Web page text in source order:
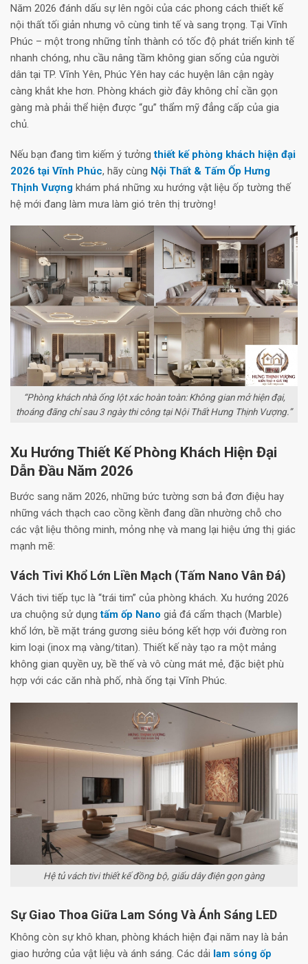
Năm 2026 đánh dấu sự lên ngôi của các phong cách thiết kế
nội thất tối giản nhưng vô cùng tinh tế và sang trọng. Tại Vĩnh
Phúc – một trong những tỉnh thành có tốc độ phát triển kinh tế
nhanh chóng, nhu cầu nâng tầm không gian sống của người
dân tại TP. Vĩnh Yên, Phúc Yên hay các huyện lân cận ngày
càng khắt khe hơn. Phòng khách giờ đây không chỉ cần gọn
gàng mà phải thể hiện được “gu” thẩm mỹ đẳng cấp của gia
chủ.
Nếu bạn đang tìm kiếm ý tưởng thiết kế phòng khách hiện đại
2026 tại Vĩnh Phúc, hãy cùng Nội Thất & Tấm Ốp Hưng
Thịnh Vượng khám phá những xu hướng vật liệu ốp tường thế
hệ mới đang làm mưa làm gió trên thị trường!
“Phòng khách nhà ống lột xác hoàn toàn: Không gian mở hiện đại,
thoáng đãng chỉ sau 3 ngày thi công tại Nội Thất Hưng Thịnh Vượng.”
Xu Hướng Thiết Kế Phòng Khách Hiện Đại
Dẫn Đầu Năm 2026
Bước sang năm 2026, những bức tường sơn bả đơn điệu hay
những vách thạch cao cồng kềnh đang dần nhường chỗ cho
các vật liệu thông minh, mỏng nhẹ và mang lại hiệu ứng thị giác
mạnh mẽ:
Vách Tivi Khổ Lớn Liền Mạch (Tấm Nano Vân Đá)
Vách tivi tiếp tục là “trái tim” của phòng khách. Xu hướng 2026
ưa chuộng sử dụng tấm ốp Nano giả đá cẩm thạch (Marble)
khổ lớn, bề mặt tráng gương siêu bóng kết hợp với đường ron
kim loại (inox mạ vàng/titan). Thiết kế này tạo ra một mảng
không gian quyền uy, bề thế và vô cùng mát mẻ, đặc biệt phù
hợp với các căn nhà phố, nhà ống tại Vĩnh Phúc.
Hệ tủ vách tivi thiết kế đồng bộ, giấu dây điện gọn gàng
Sự Giao Thoa Giữa Lam Sóng Và Ánh Sáng LED
Không còn sự khô khan, phòng khách hiện đại năm nay là bản
giao hưởng của vật liệu và ánh sáng. Các dải am sóng ốp